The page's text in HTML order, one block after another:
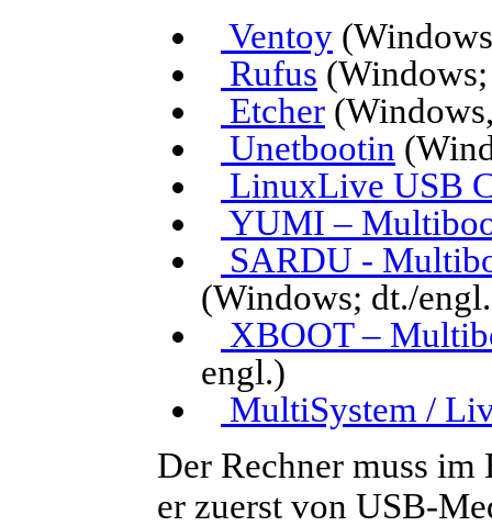
Ventoy
Rufus
Etcher
Unetbootin
LinuxLive USB
YUMI –
SARDU -
(Windows; dt./
XBOOT –
engl.)
MultiSystem /
Der Rechner muss im
er zuerst von USB-